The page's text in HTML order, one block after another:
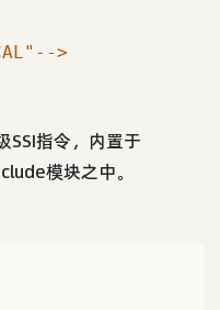
>
SSI指令，内置于
模块之中。